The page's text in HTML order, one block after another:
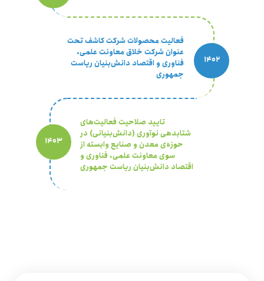
فعالیت محصولات شرکت کاشف تحت
عنوان شرکت‌ خلاق معاونت علمی،
فناوری و اقتصاد دانش‌بنیان ریاست
جمهوری
تایید صلاحیت فعالیت‌های
شتابدهی نوآوری (دانش‌بنیانی) در
حوزه‌ی معدن و صنایع وابسته از
سوی معاونت علمی، فناوری و
اقتصاد دانش‌بنیان ریاست جمهوری